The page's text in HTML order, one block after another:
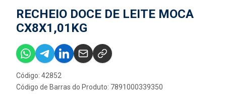
RECHEIO DOCE DE LEITE MOCA
CX8X1,01KG
Código: 42852
Código de Barras do Produto: 7891000339350